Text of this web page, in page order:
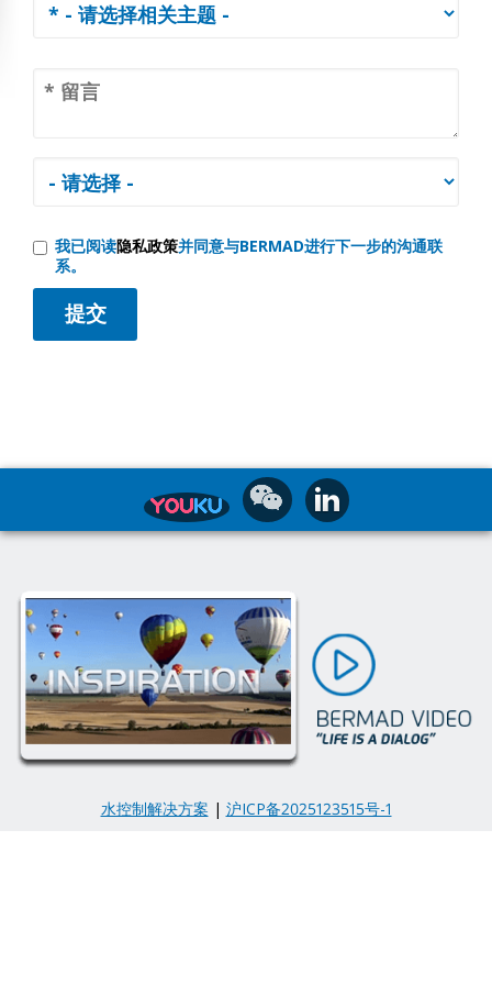
我已阅读隐私政策并同意与BERMAD进行下一步的沟通联
系。
水控制解决方案 | 沪ICP备2025123515号-1